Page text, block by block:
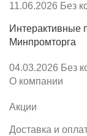
11.06.2026 Без
Интерактивные
Минпромторга
04.03.2026 Без
О компании
Акции
Доставка и